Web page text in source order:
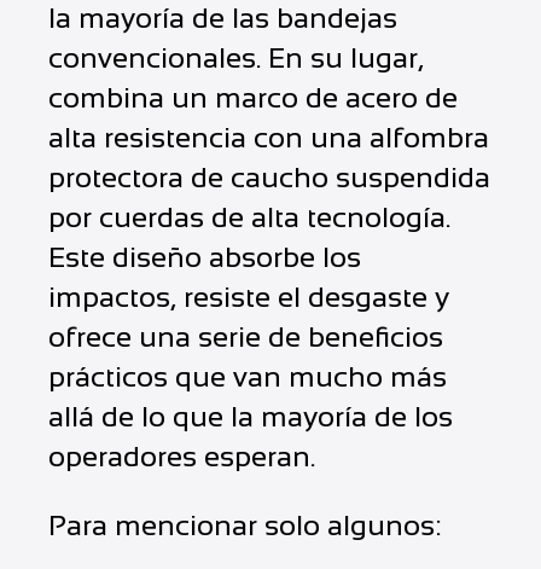
la mayoría de las bandejas
convencionales. En su lugar,
combina un marco de acero de
alta resistencia con una alfombra
protectora de caucho suspendida
por cuerdas de alta tecnología.
Este diseño absorbe los
impactos, resiste el desgaste y
ofrece una serie de beneficios
prácticos que van mucho más
allá de lo que la mayoría de los
operadores esperan.
Para mencionar solo algunos: